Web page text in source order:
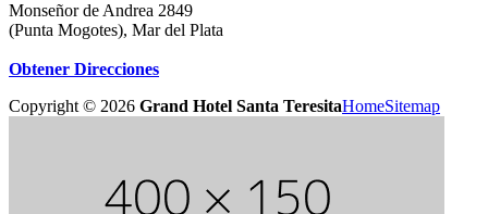
Monseñor de Andrea 2849
(Punta Mogotes), Mar del Plata
Obtener Direcciones
Copyright © 2026 Grand Hotel Santa TeresitaHomeSitemap